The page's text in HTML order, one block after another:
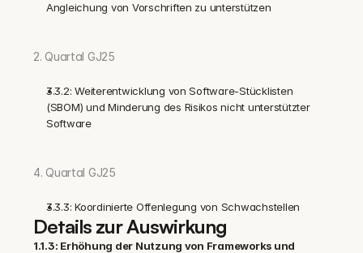
Angleichung von Vorschriften zu unterstützen
2. Quartal GJ25
3.3.2: Weiterentwicklung von Software-Stücklisten
(SBOM) und Minderung des Risikos nicht unterstützter
Software‍
4. Quartal GJ25
3.3.3: Koordinierte Offenlegung von Schwachstellen
Details zur Auswirkung
1.1.3: Erhöhung der Nutzung von Frameworks und